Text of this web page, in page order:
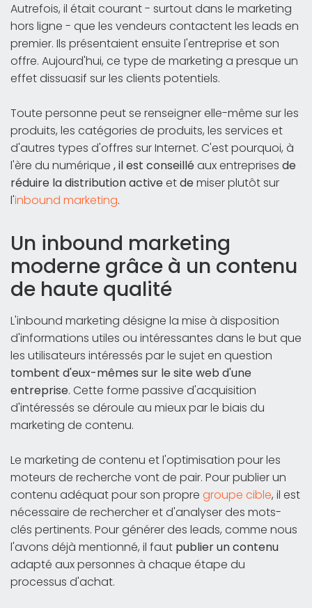
Autrefois, il était courant - surtout dans le marketing
hors ligne - que les vendeurs contactent les leads en
premier. Ils présentaient ensuite l'entreprise et son
offre. Aujourd'hui, ce type de marketing a presque un
effet dissuasif sur les clients potentiels.
Toute personne peut se renseigner elle-même sur les
produits, les catégories de produits, les services et
d'autres types d'offres sur Internet. C'est pourquoi, à
l'ère du numérique , il est conseilléaux entreprises de
réduire la distribution activeetdemiser plutôt sur
l'inbound marketing.
Un inbound marketing
moderne grâce à un contenu
de haute qualité
L'inbound marketing désigne la mise à disposition
d'informations utiles ou intéressantes dans le but que
les utilisateurs intéressés par le sujet en question
tombent d'eux-mêmes sur le site web d'une
entreprise. Cette forme passive d'acquisition
d'intéressés se déroule au mieux par le biais du
marketing de contenu.
Le marketing de contenu et l'optimisation pour les
moteurs de recherche vont de pair. Pour publier un
contenu adéquat pour son propre groupe cible, il est
nécessaire de rechercher et d'analyser des mots-
clés pertinents. Pour générer des leads, comme nous
l'avons déjà mentionné, il faut publier un contenu
adapté aux personnes à chaque étape du
processus d'achat.